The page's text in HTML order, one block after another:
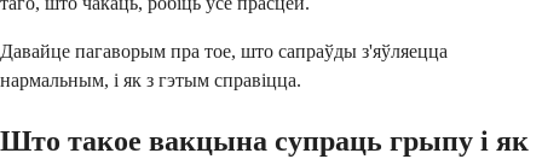
Давайце пагаворым пра тое, што сапраўды з'яўляецца
нармальным, і як з гэтым справіцца.
Што такое вакцына супраць грыпу і як